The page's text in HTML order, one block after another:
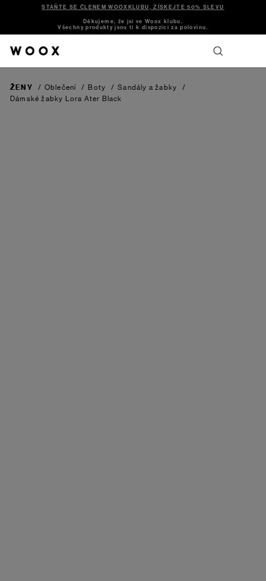
STAŇTE SE ČLENEM WOOXKLUBU, ZÍSKEJTE 50% SLEVU
Děkujeme, že jsi ve Woox klubu.
Všechny produkty jsou ti k dispozici za polovinu.
ŽENY / Oblečení / Boty / Sandály a žabky
/
Dámské žabky Lora Ater Black